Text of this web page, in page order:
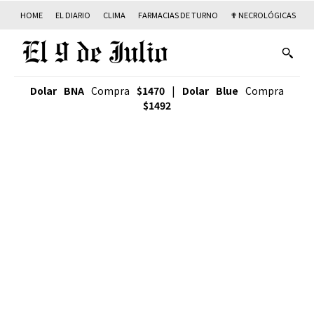
HOME EL DIARIO CLIMA FARMACIAS DE TURNO ✟ NECROLÓGICAS
Dolar BNA Compra $1470 | Dolar Blue Compra
$1492